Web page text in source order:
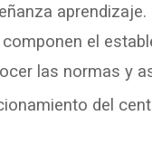
componen el
las normas y
del